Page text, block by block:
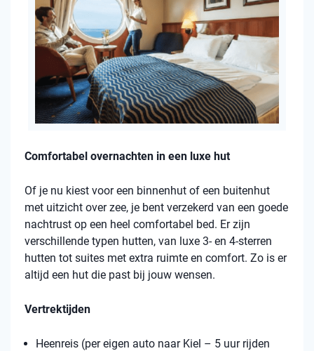
Comfortabel overnachten in een luxe hut
Of je nu kiest voor een binnenhut of een buitenhut
met uitzicht over zee, je bent verzekerd van een goede
nachtrust op een heel comfortabel bed. Er zijn
verschillende typen hutten, van luxe 3- en 4-sterren
hutten tot suites met extra ruimte en comfort. Zo is er
altijd een hut die past bij jouw wensen.
Vertrektijden
Heenreis (per eigen auto naar Kiel – 5 uur rijden